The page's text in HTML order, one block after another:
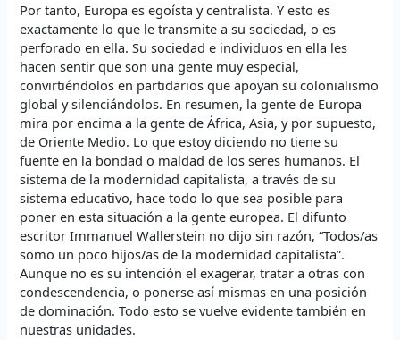
Por tanto, Europa es egoísta y centralista. Y esto es
exactamente lo que le transmite a su sociedad, o es
perforado en ella. Su sociedad e individuos en ella les
hacen sentir que son una gente muy especial,
convirtiéndolos en partidarios que apoyan su colonialismo
global y silenciándolos. En resumen, la gente de Europa
mira por encima a la gente de África, Asia, y por supuesto,
de Oriente Medio. Lo que estoy diciendo no tiene su
fuente en la bondad o maldad de los seres humanos. El
sistema de la modernidad capitalista, a través de su
sistema educativo, hace todo lo que sea posible para
poner en esta situación a la gente europea. El difunto
escritor Immanuel Wallerstein no dijo sin razón, “Todos/as
somo un poco hijos/as de la modernidad capitalista”.
Aunque no es su intención el exagerar, tratar a otras con
condescendencia, o ponerse así mismas en una posición
de dominación. Todo esto se vuelve evidente también en
nuestras unidades.